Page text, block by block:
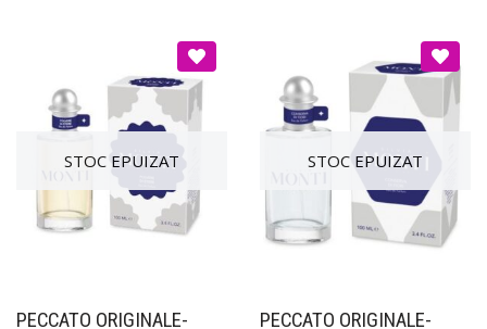
PECCATO ORIGINALE- PECCATO ORIGINALE-